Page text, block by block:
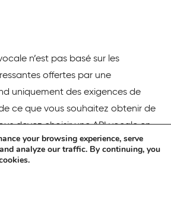
n’est pas basé sur les
offertes par une
uniquement des exigences de
ce que vous souhaitez obtenir de
devez choisir une API vocale en
et la fiabilité. En comparant
vous pouvez conclure qu’elles
à vos besoins.
your browsing experience, serve
analyze our traffic. By continuing, you